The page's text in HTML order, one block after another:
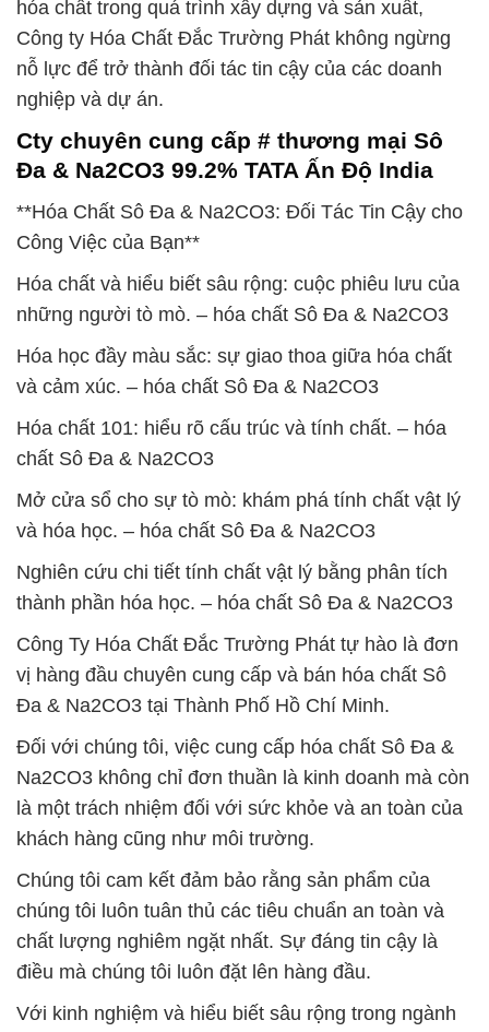
hóa chất trong quá trình xây dựng và sản xuất,
Công ty Hóa Chất Đắc Trường Phát không ngừng
nỗ lực để trở thành đối tác tin cậy của các doanh
nghiệp và dự án.
Cty chuyên cung cấp # thương mại Sô
Đa & Na2CO3 99.2% TATA Ấn Độ India
**Hóa Chất Sô Đa & Na2CO3: Đối Tác Tin Cậy cho
Công Việc của Bạn**
Hóa chất và hiểu biết sâu rộng: cuộc phiêu lưu của
những người tò mò. – hóa chất Sô Đa & Na2CO3
Hóa học đầy màu sắc: sự giao thoa giữa hóa chất
và cảm xúc. – hóa chất Sô Đa & Na2CO3
Hóa chất 101: hiểu rõ cấu trúc và tính chất. – hóa
chất Sô Đa & Na2CO3
Mở cửa sổ cho sự tò mò: khám phá tính chất vật lý
và hóa học. – hóa chất Sô Đa & Na2CO3
Nghiên cứu chi tiết tính chất vật lý bằng phân tích
thành phần hóa học. – hóa chất Sô Đa & Na2CO3
Công Ty Hóa Chất Đắc Trường Phát tự hào là đơn
vị hàng đầu chuyên cung cấp và bán hóa chất Sô
Đa & Na2CO3 tại Thành Phố Hồ Chí Minh.
Đối với chúng tôi, việc cung cấp hóa chất Sô Đa &
Na2CO3 không chỉ đơn thuần là kinh doanh mà còn
là một trách nhiệm đối với sức khỏe và an toàn của
khách hàng cũng như môi trường.
Chúng tôi cam kết đảm bảo rằng sản phẩm của
chúng tôi luôn tuân thủ các tiêu chuẩn an toàn và
chất lượng nghiêm ngặt nhất. Sự đáng tin cậy là
điều mà chúng tôi luôn đặt lên hàng đầu.
Với kinh nghiệm và hiểu biết sâu rộng trong ngành